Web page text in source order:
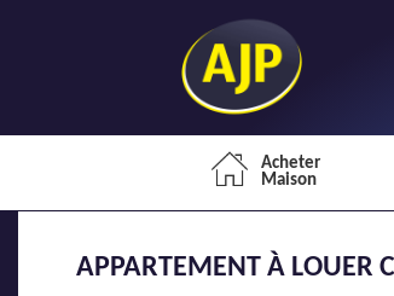
Acheter
Maison
APPARTEMENT À LOUER